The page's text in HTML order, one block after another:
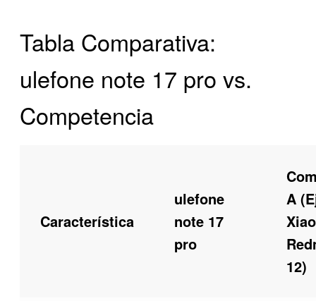
Tabla Comparativa:
ulefone note 17 pro vs.
Competencia
Característica
ulefone
note 17
pro
A
12)